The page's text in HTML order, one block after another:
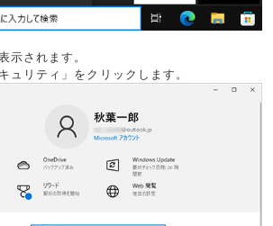
示されます。
ュリティ」をクリックします。